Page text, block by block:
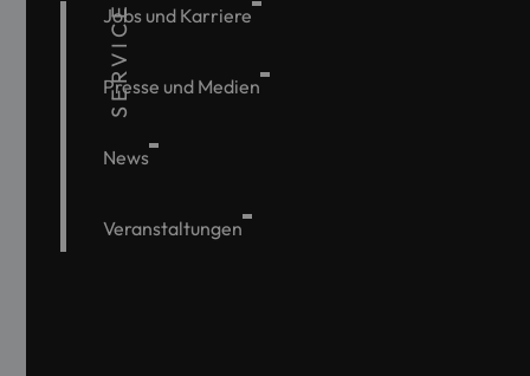
SERVICE
Jobs und Karriere
Presse und Medien
News
Veranstaltungen